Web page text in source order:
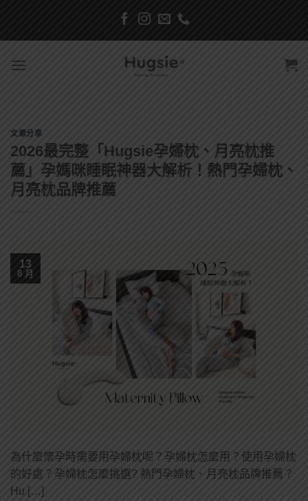
content
文章分享
2026最完整「Hugsie孕婦枕、月亮枕推
薦」孕媽咪睡眠神器大解析！熱門孕婦枕、
月亮枕品牌推薦
13
8 月
為什麼懷孕時需要用孕婦枕呢？孕婦枕怎麼用？使用孕婦枕
的好處？孕婦枕怎麼挑選? 熱門孕婦枕、月亮枕品牌推薦？
Hu […]